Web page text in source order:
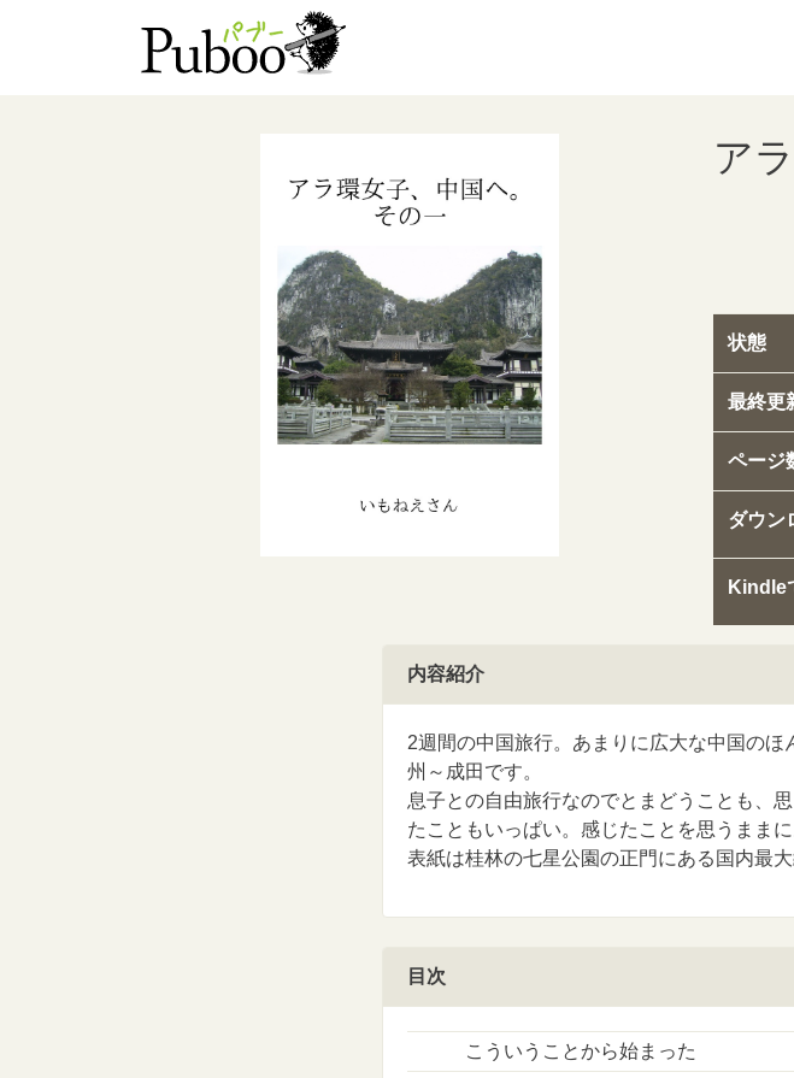
ア
状態
最終更
ページ
ダウン
Kindle
内容紹介
2週間の中国旅行。あまりに広大な中国の
州～成田です。
息子との自由旅行なのでとまどうことも、
たこともいっぱい。感じたことを思うままに
表紙は桂林の七星公園の正門にある国内最
目次
こういうことから始まった